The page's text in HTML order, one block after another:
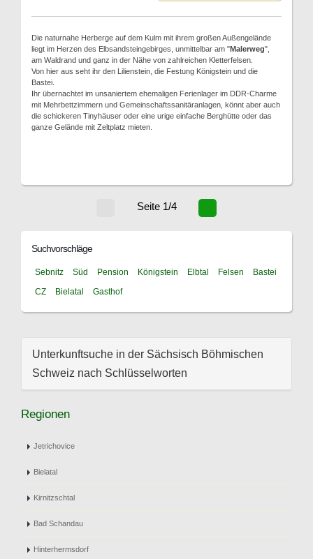
Die naturnahe Herberge auf dem Kulm mit ihrem großen Außengelände
liegt im Herzen des Elbsandsteingebirges, unmittelbar am "Malerweg",
am Waldrand und ganz in der Nähe von zahlreichen Kletterfelsen.
Von hier aus seht ihr den Lilienstein, die Festung Königstein und die
Bastei.
Ihr übernachtet im unsaniertem ehemaligen Ferienlager im DDR-Charme
mit Mehrbettzimmern und Gemeinschaftssanitäranlagen, könnt aber auch
die schickeren Tinyhäuser oder eine urige einfache Berghütte oder das
ganze Gelände mit Zeltplatz mieten.
Seite 1/4
Suchvorschläge
Sebnitz Süd Pension Königstein Elbtal Felsen
Bastei
CZ
Bielatal Gasthof
Unterkunftsuche in der Sächsisch Böhmischen
Schweiz nach Schlüsselworten
Regionen
Jetrichovice
Bielatal
Kirnitzschtal
Bad Schandau
Hinterhermsdorf